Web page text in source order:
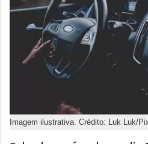
Imagem ilustrativa. Crédito: Luk Luk/